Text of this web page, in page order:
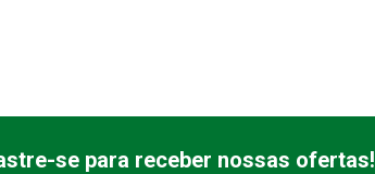
se para receber nossas ofertas!